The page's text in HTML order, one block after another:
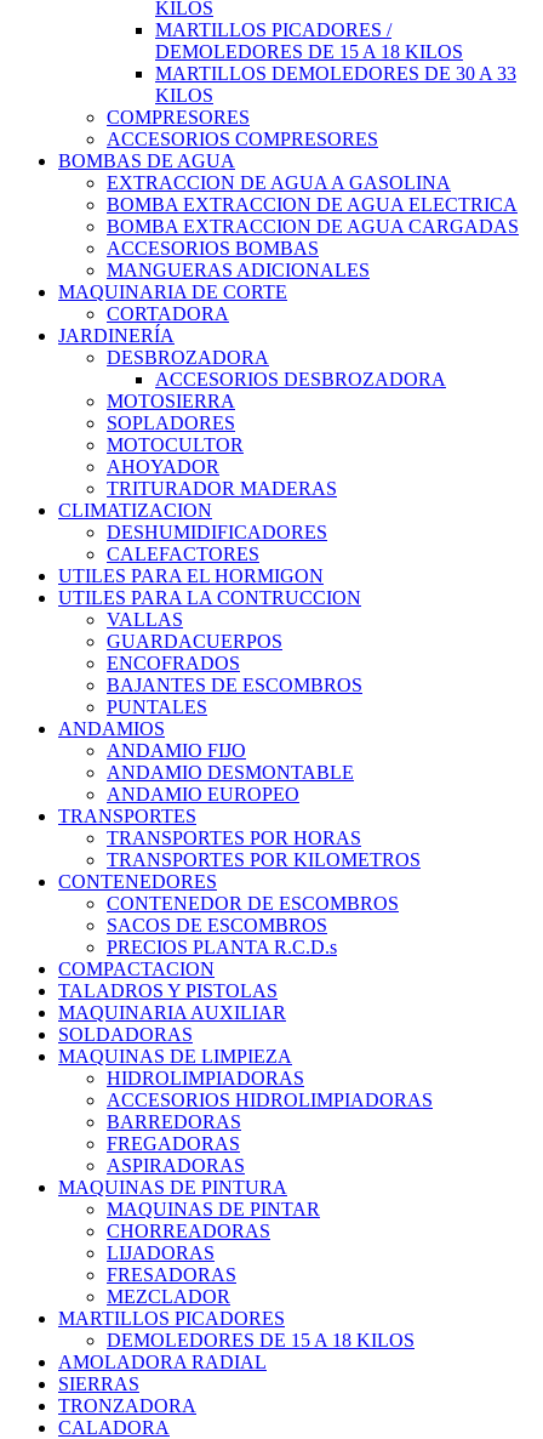
KILOS
MARTILLOS PICADORES /
DEMOLEDORES DE 15 A 18 KILOS
MARTILLOS DEMOLEDORES DE 30 A 33
KILOS
COMPRESORES
ACCESORIOS COMPRESORES
BOMBAS DE AGUA
EXTRACCION DE AGUA A GASOLINA
BOMBA EXTRACCION DE AGUA ELECTRICA
BOMBA EXTRACCION DE AGUA CARGADAS
ACCESORIOS BOMBAS
MANGUERAS ADICIONALES
MAQUINARIA DE CORTE
CORTADORA
JARDINERÍA
DESBROZADORA
ACCESORIOS DESBROZADORA
MOTOSIERRA
SOPLADORES
MOTOCULTOR
AHOYADOR
TRITURADOR MADERAS
CLIMATIZACION
DESHUMIDIFICADORES
CALEFACTORES
UTILES PARA EL HORMIGON
UTILES PARA LA CONTRUCCION
VALLAS
GUARDACUERPOS
ENCOFRADOS
BAJANTES DE ESCOMBROS
PUNTALES
ANDAMIOS
ANDAMIO FIJO
ANDAMIO DESMONTABLE
ANDAMIO EUROPEO
TRANSPORTES
TRANSPORTES POR HORAS
TRANSPORTES POR KILOMETROS
CONTENEDORES
CONTENEDOR DE ESCOMBROS
SACOS DE ESCOMBROS
PRECIOS PLANTA R.C.D.s
COMPACTACION
TALADROS Y PISTOLAS
MAQUINARIA AUXILIAR
SOLDADORAS
MAQUINAS DE LIMPIEZA
HIDROLIMPIADORAS
ACCESORIOS HIDROLIMPIADORAS
BARREDORAS
FREGADORAS
ASPIRADORAS
MAQUINAS DE PINTURA
MAQUINAS DE PINTAR
CHORREADORAS
LIJADORAS
FRESADORAS
MEZCLADOR
MARTILLOS PICADORES
DEMOLEDORES DE 15 A 18 KILOS
AMOLADORA RADIAL
SIERRAS
TRONZADORA
CALADORA